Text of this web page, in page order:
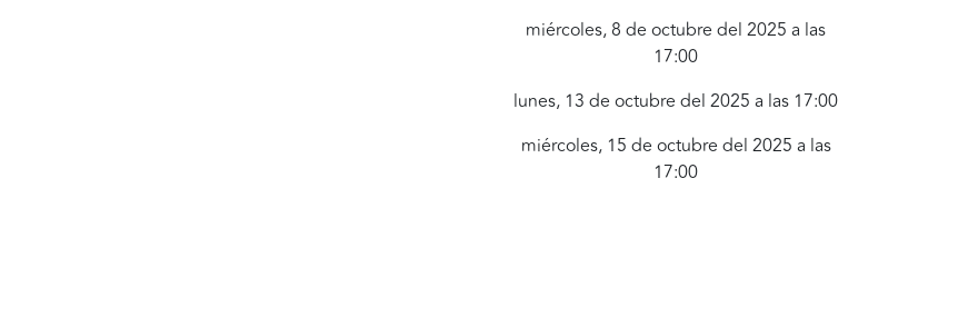
miércoles, 8 de octubre del 2025 a las
17:00
lunes, 13 de octubre del 2025 a las 17:00
miércoles, 15 de octubre del 2025 a las
17:00